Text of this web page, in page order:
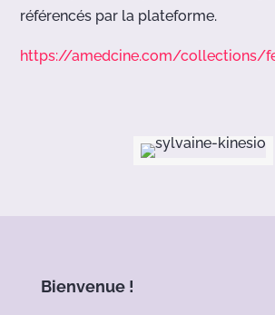
référencés par la plateforme.
https://amedcine.com/collections/
Bienvenue !